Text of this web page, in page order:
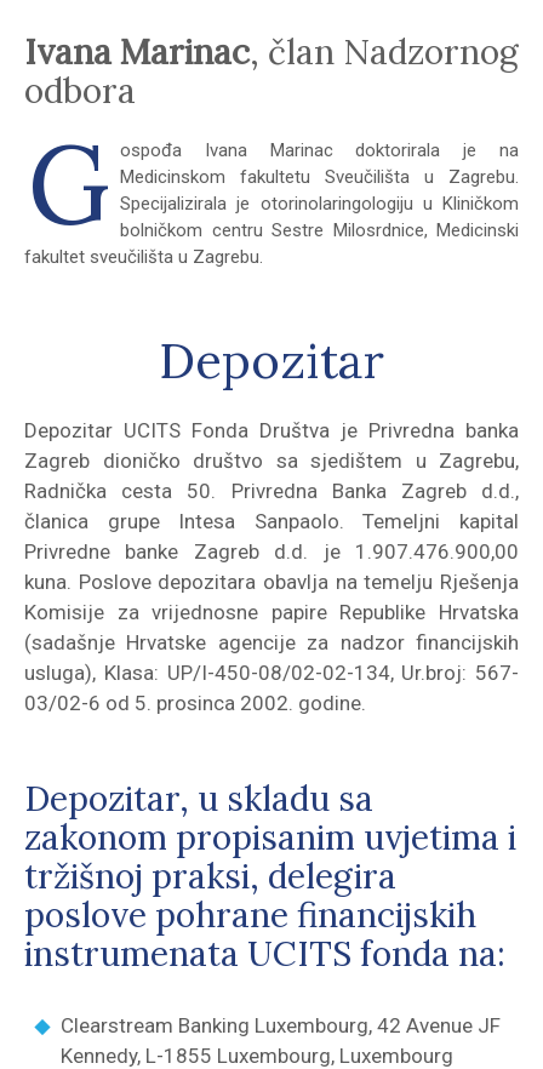
Ivana Marinac, član Nadzornog
odbora
G ospođa Ivana Marinac doktorirala je na
Medicinskom fakultetu Sveučilišta u Zagrebu.
Specijalizirala je otorinolaringologiju u Kliničkom
bolničkom centru Sestre Milosrdnice, Medicinski
fakultet sveučilišta u Zagrebu.
Depozitar
Depozitar UCITS Fonda Društva je Privredna banka
Zagreb dioničko društvo sa sjedištem u Zagrebu,
Radnička cesta 50. Privredna Banka Zagreb d.d.,
članica grupe Intesa Sanpaolo. Temeljni kapital
Privredne banke Zagreb d.d. je 1.907.476.900,00
kuna. Poslove depozitara obavlja na temelju Rješenja
Komisije za vrijednosne papire Republike Hrvatska
(sadašnje Hrvatske agencije za nadzor financijskih
usluga), Klasa: UP/I-450-08/02-02-134, Ur.broj: 567-
03/02-6 od 5. prosinca 2002. godine.
Depozitar, u skladu sa
zakonom propisanim uvjetima i
tržišnoj praksi, delegira
poslove pohrane financijskih
instrumenata UCITS fonda na:
Clearstream Banking Luxembourg, 42 Avenue JF
Kennedy, L-1855 Luxembourg, Luxembourg